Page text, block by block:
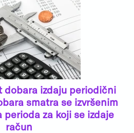
dobara izdaju periodični
smatra se izvršenim
za koji se izdaje
račun